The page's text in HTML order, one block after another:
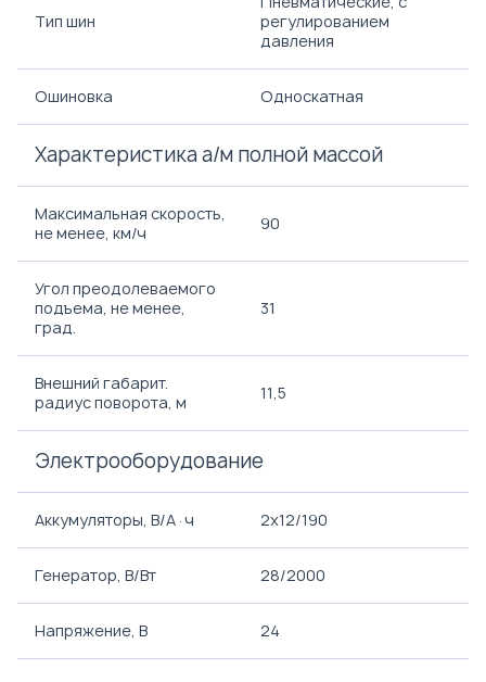
Тип шин
регулированием
давления
Ошиновка Односкатная
Характеристика а/м полной массой
Максимальная скорость,
не менее, км/ч
90
Угол преодолеваемого
подъема, не менее,
град.
31
Внешний габарит.
радиус поворота, м
11,5
Электрооборудование
Аккумуляторы, В/А·ч 2х12/190
Генератор, В/Вт 28/2000
Напряжение, B 24